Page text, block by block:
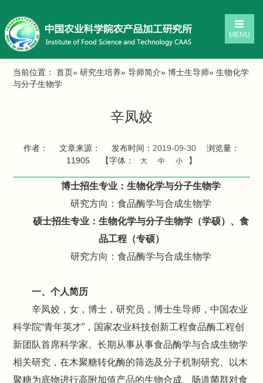
MENU
当前位置：首页»研究生培养»导师简介»博士生导师» 生物化学
与分子生物学
辛凤姣
作者： 文章来源： 发布时间： 2019-09-30
浏览量：
11905
【字体： 大 中 小 】
博士招生专业：生物化学与分子生物学
研究方向：食品酶学与合成生物学
硕士招生专业：生物化学与分子生物学（学硕）、食
品工程（专硕）
研究方向：食品酶学与合成生物学
一、个人简历
辛凤姣，女，博士，研究员，博士生导师，中国农业
科学院“青年英才”，国家农业科技创新工程食品酶工程创
新团队首席科学家。长期从事从事食品酶学与合成生物学
相关研究，在木聚糖转化酶的筛选及分子机制研究、以木
聚糖为底物进行高附加值产品的生物合成、肠道菌群对食